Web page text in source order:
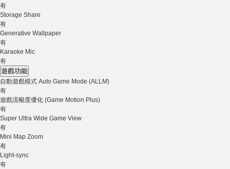
有
Storage Share
有
Generative Wallpaper
有
Karaoke Mic
有
遊戲功能
自動遊戲模式 Auto Game Mode (ALLM)
有
遊戲流暢度優化 (Game Motion Plus)
有
Super Ultra Wide Game View
有
Mini Map Zoom
有
Light-sync
有